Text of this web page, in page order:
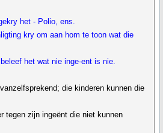
het - Polio, ens.
kry om aan hom te toon wat die
het wat nie inge-ent is nie.
die kinderen kunnen die
tegen zijn ingeënt die niet kunnen